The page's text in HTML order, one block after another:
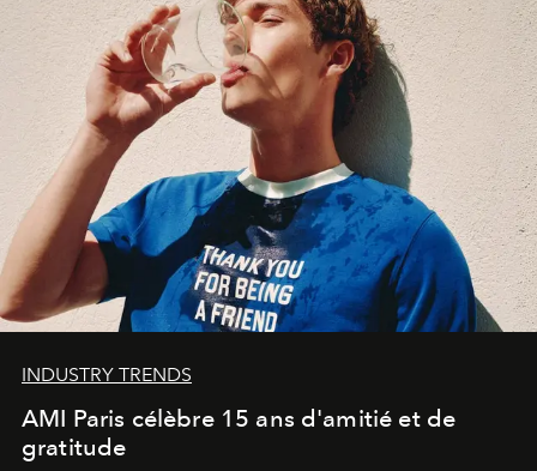
INDUSTRY TRENDS
AMI Paris célèbre 15 ans d'amitié et de
gratitude